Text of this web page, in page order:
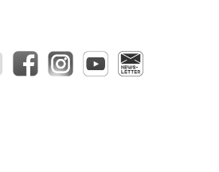
RSS facebookinstagramyoutube